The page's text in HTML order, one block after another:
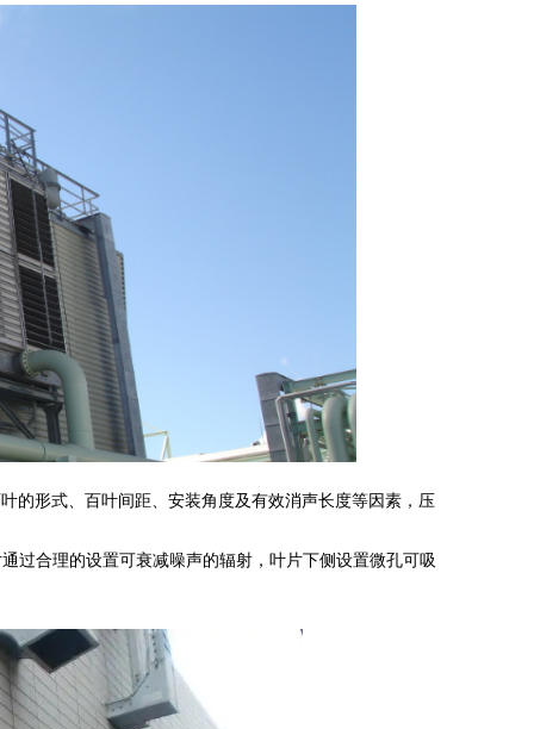
的形式、百叶间距、安装角度及有效消声长度等因素，压
过合理的设置可衰减噪声的辐射，叶片下侧设置微孔可吸